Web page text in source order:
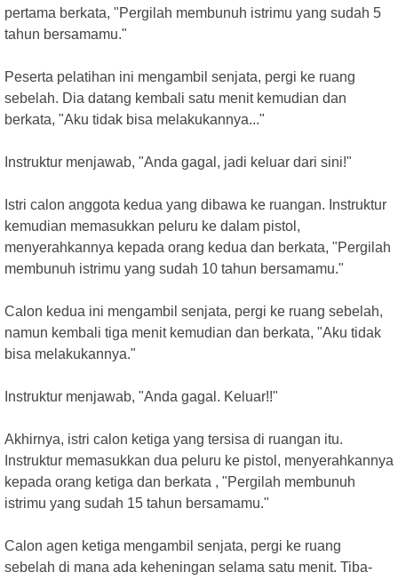
pertama berkata, "Pergilah membunuh istrimu yang sudah 5
tahun bersamamu."
Peserta pelatihan ini mengambil senjata, pergi ke ruang
sebelah. Dia datang kembali satu menit kemudian dan
berkata, "Aku tidak bisa melakukannya..."
Instruktur menjawab, "Anda gagal, jadi keluar dari sini!"
Istri calon anggota kedua yang dibawa ke ruangan. Instruktur
kemudian memasukkan peluru ke dalam pistol,
menyerahkannya kepada orang kedua dan berkata, "Pergilah
membunuh istrimu yang sudah 10 tahun bersamamu."
Calon kedua ini mengambil senjata, pergi ke ruang sebelah,
namun kembali tiga menit kemudian dan berkata, "Aku tidak
bisa melakukannya."
Instruktur menjawab, "Anda gagal. Keluar!!"
Akhirnya, istri calon ketiga yang tersisa di ruangan itu.
Instruktur memasukkan dua peluru ke pistol, menyerahkannya
kepada orang ketiga dan berkata , "Pergilah membunuh
istrimu yang sudah 15 tahun bersamamu."
Calon agen ketiga mengambil senjata, pergi ke ruang
sebelah di mana ada keheningan selama satu menit. Tiba-